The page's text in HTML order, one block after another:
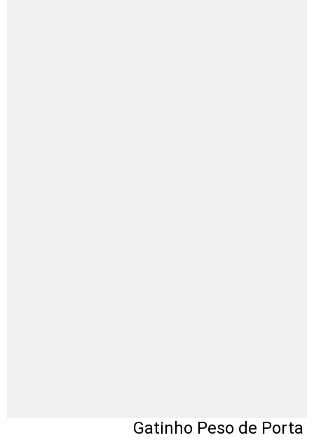
Gatinho Peso de Porta